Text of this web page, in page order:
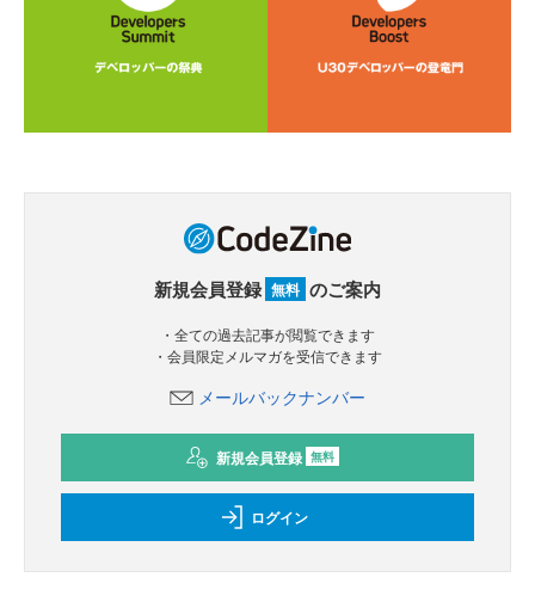
新規会員登録 無料 のご案内
・全ての過去記事が閲覧できます
・会員限定メルマガを受信できます
メールバックナンバー
新規会員登録 無料
ログイン